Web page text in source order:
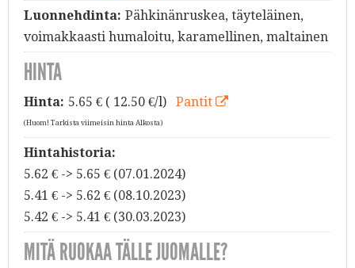
Luonnehdinta: Pähkinänruskea, täyteläinen,
voimakkaasti humaloitu, karamellinen, maltainen
HINTA
Hinta: 5.65 € ( 12.50 €/l) Pantit
(Huom! Tarkista viimeisin hinta Alkosta)
Hintahistoria:
5.62 € -> 5.65 € (07.01.2024)
5.41 € -> 5.62 € (08.10.2023)
5.42 € -> 5.41 € (30.03.2023)
MITÄ RUOKAA TÄLLE JUOMALLE?